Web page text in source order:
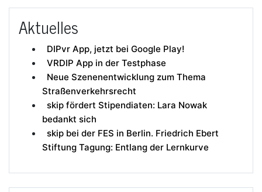
Aktuelles
DIPvr App, jetzt bei Google Play!
VRDIP App in der Testphase
Neue Szenenentwicklung zum Thema
Straßenverkehrsrecht
skip fördert Stipendiaten: Lara Nowak
bedankt sich
skip bei der FES in Berlin. Friedrich Ebert
Stiftung Tagung: Entlang der Lernkurve